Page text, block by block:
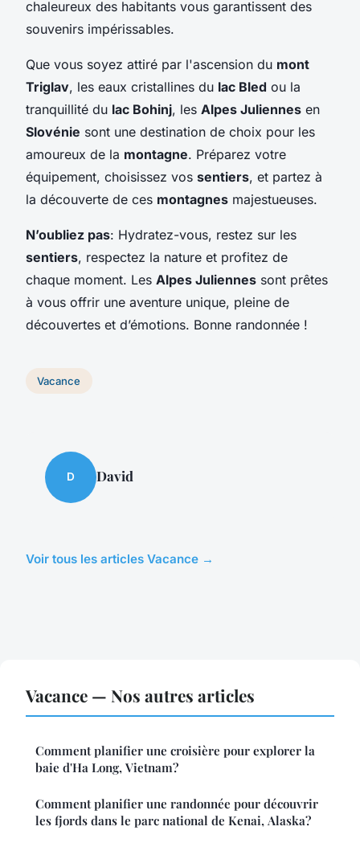
chaleureux des habitants vous garantissent des
souvenirs impérissables.
Que vous soyez attiré par l'ascension du mont
Triglav, les eaux cristallines du lac Bled ou la
tranquillité du lac Bohinj, les Alpes Juliennes en
Slovénie sont une destination de choix pour les
amoureux de la montagne. Préparez votre
équipement, choisissez vos sentiers, et partez à
la découverte de ces montagnes majestueuses.
N’oubliez pas: Hydratez-vous, restez sur les
sentiers, respectez la nature et profitez de
chaque moment. Les Alpes Juliennes sont prêtes
à vous offrir une aventure unique, pleine de
découvertes et d’émotions. Bonne randonnée !
Vacance
D David
Voir tous les articles Vacance →
Vacance — Nos autres articles
Comment planifier une croisière pour explorer la
baie d'Ha Long, Vietnam?
Comment planifier une randonnée pour découvrir
les fjords dans le parc national de Kenai, Alaska?